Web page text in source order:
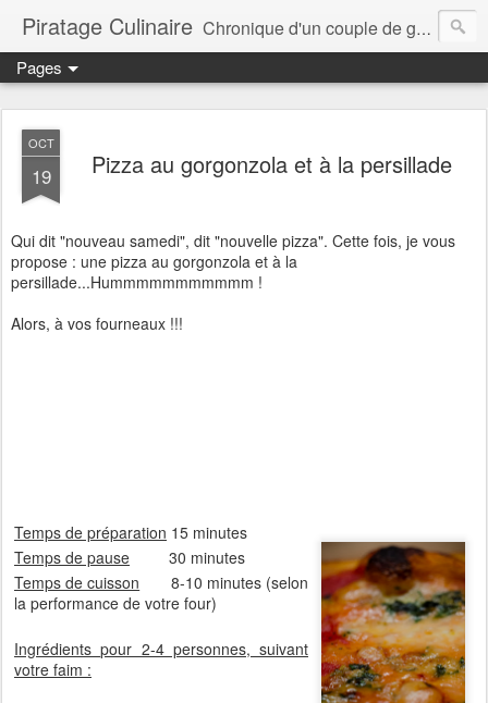
Piratage Culinaire Chronique d'un couple de gourmands
Pages
OCT
19 Pizza au gorgonzola et à la persillade
Qui dit "nouveau samedi", dit "nouvelle pizza". Cette fois, je vous
propose : une pizza au gorgonzola et à la
persillade...Hummmmmmmmmmm !
Alors, à vos fourneaux !!!
Temps de préparation 15 minutes
Temps de pause 30 minutes
Temps de cuisson 8-10 minutes (selon
la performance de votre four)
Ingrédientspour 2-4 personnes, suivant
votre faim :